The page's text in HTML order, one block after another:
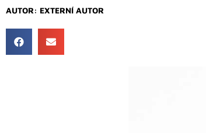
AUTOR: EXTERNÍ AUTOR